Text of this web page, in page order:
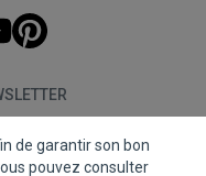
de garantir son bon
pouvez consulter